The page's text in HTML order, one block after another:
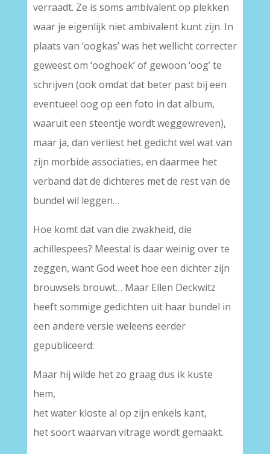
verraadt. Ze is soms ambivalent op plekken
waar je eigenlijk niet ambivalent kunt zijn. In
plaats van ‘oogkas’ was het wellicht correcter
geweest om ‘ooghoek’ of gewoon ‘oog’ te
schrijven (ook omdat dat beter past bij een
eventueel oog op een foto in dat album,
waaruit een steentje wordt weggewreven),
maar ja, dan verliest het gedicht wel wat van
zijn morbide associaties, en daarmee het
verband dat de dichteres met de rest van de
bundel wil leggen…
Hoe komt dat van die zwakheid, die
achillespees? Meestal is daar weinig over te
zeggen, want God weet hoe een dichter zijn
brouwsels brouwt… Maar Ellen Deckwitz
heeft sommige gedichten uit haar bundel in
een andere versie weleens eerder
gepubliceerd:
Maar hij wilde het zo graag dus ik kuste
hem,
het water kloste al op zijn enkels kant,
het soort waarvan vitrage wordt gemaakt.